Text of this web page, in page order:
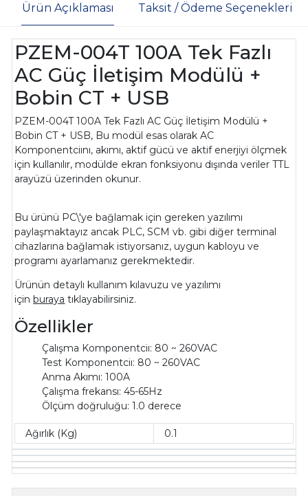
Ürün Açıklaması Taksit / Ödeme Seçenekleri
PZEM-004T 100A Tek Fazlı
AC Güç İletişim Modülü +
Bobin CT + USB
PZEM-004T 100A Tek Fazlı AC Güç İletişim Modülü +
Bobin CT + USB, Bu modül esas olarak AC
Komponentciını, akımı, aktif gücü ve aktif enerjiyi ölçmek
için kullanılır, modülde ekran fonksiyonu dışında veriler TTL
arayüzü üzerinden okunur.
Bu ürünü PC\'ye bağlamak için gereken yazılımı
paylaşmaktayız ancak PLC, SCM vb. gibi diğer terminal
cihazlarına bağlamak istiyorsanız, uygun kabloyu ve
programı ayarlamanız gerekmektedir.
Ürünün detaylı kullanım kılavuzu ve yazılımı
için buraya tıklayabilirsiniz.
Özellikler
Çalışma Komponentciı: 80 ~ 260VAC
Test Komponentciı: 80 ~ 260VAC
Anma Akımı: 100A
Çalışma frekansı: 45-65Hz
Ölçüm doğruluğu: 1.0 derece
Ağırlık (Kg) 0.1